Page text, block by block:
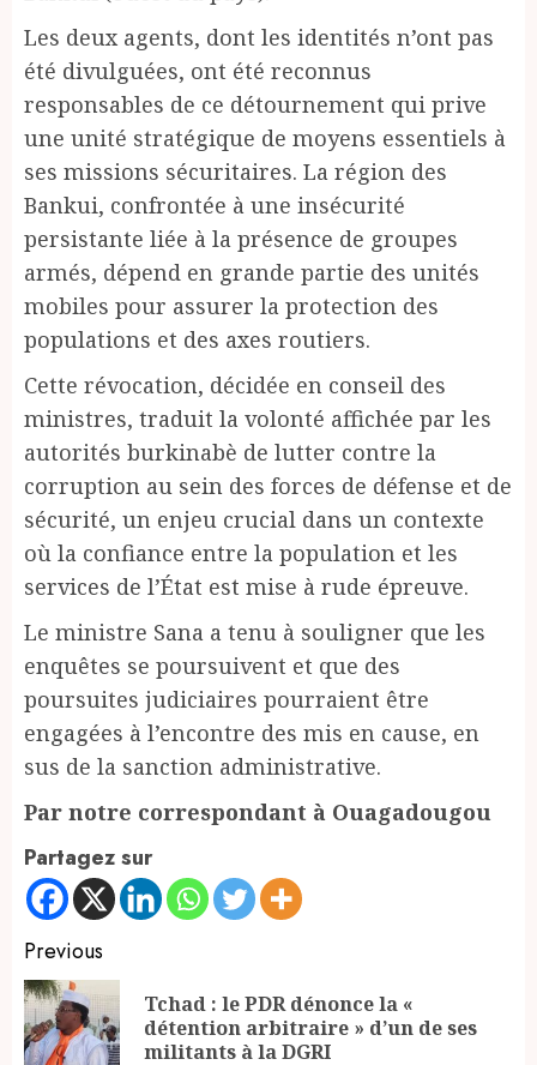
Les deux agents, dont les identités n’ont pas
été divulguées, ont été reconnus
responsables de ce détournement qui prive
une unité stratégique de moyens essentiels à
ses missions sécuritaires. La région des
Bankui, confrontée à une insécurité
persistante liée à la présence de groupes
armés, dépend en grande partie des unités
mobiles pour assurer la protection des
populations et des axes routiers.
Cette révocation, décidée en conseil des
ministres, traduit la volonté affichée par les
autorités burkinabè de lutter contre la
corruption au sein des forces de défense et de
sécurité, un enjeu crucial dans un contexte
où la confiance entre la population et les
services de l’État est mise à rude épreuve.
Le ministre Sana a tenu à souligner que les
enquêtes se poursuivent et que des
poursuites judiciaires pourraient être
engagées à l’encontre des mis en cause, en
sus de la sanction administrative.
Par notre correspondant à Ouagadougou
Partagez sur
Continue
Reading
Previous
Tchad : le PDR dénonce la «
détention arbitraire » d’un de ses
militants à la DGRI